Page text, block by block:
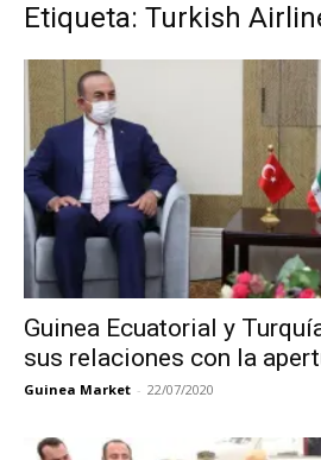
Etiqueta: Turkish
Guinea Ecuatorial y
sus relaciones con la
Guinea Market - 22/07/2020